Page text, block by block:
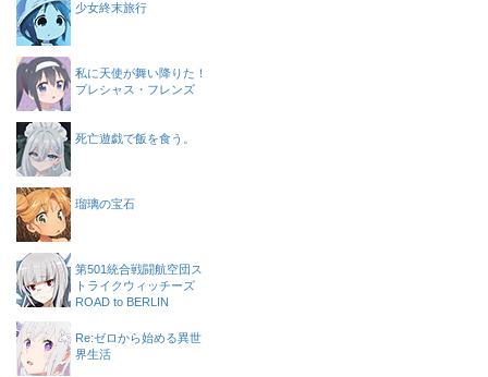
少女終末旅行
私に天使が舞い降りた！
プレシャス・フレンズ
死亡遊戯で飯を食う。
瑠璃の宝石
第501統合戦闘航空団ス
トライクウィッチーズ
ROAD to BERLIN
Re:ゼロから始める異世
界生活